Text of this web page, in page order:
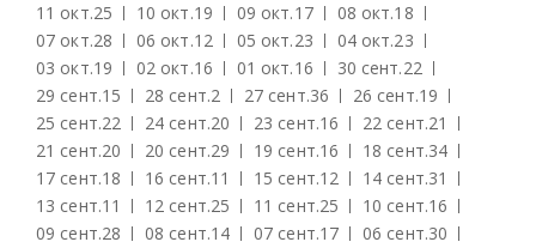
11 окт.25 10 окт.19 09 окт.17 08 окт.18
07 окт.28 06 окт.12 05 окт.23 04 окт.23
03 окт.19 02 окт.16 01 окт.16 30 сент.22
29 сент.15 28 сент.2 27 сент.36 26 сент.19
25 сент.22 24 сент.20 23 сент.16 22 сент.21
21 сент.20 20 сент.29 19 сент.16 18 сент.34
17 сент.18 16 сент.11 15 сент.12 14 сент.31
13 сент.11 12 сент.25 11 сент.25 10 сент.16
09 сент.28 08 сент.14 07 сент.17 06 сент.30